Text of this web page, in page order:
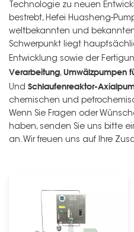
Technologie zu neuen
bestrebt, Hefei Huasheng-
weltbekannten und
Schwerpunkt liegt
Entwicklung sowie der
Verarbeitung, Umwälzpumpen
Und Schlaufenreaktor-
chemischen und
Wenn Sie Fragen oder
haben, senden Sie uns bitte
an. Wir freuen uns auf Ihre